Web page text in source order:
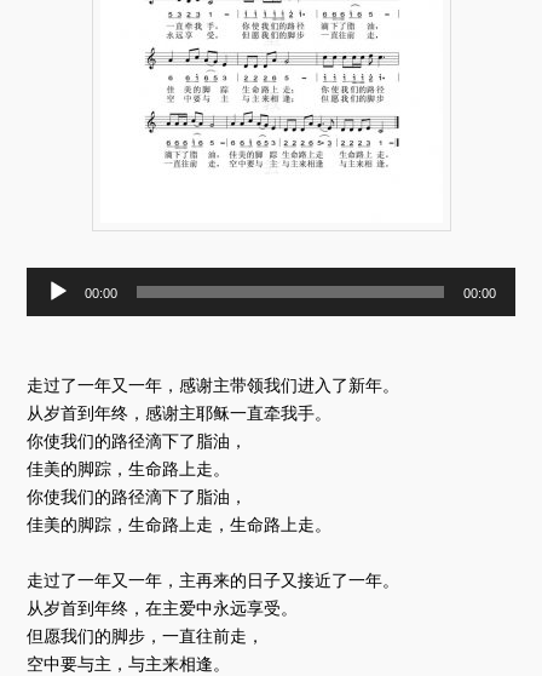
器
00:00 00:00
走过了一年又一年，感谢主带领我们进入了新年。
从岁首到年终，感谢主耶稣一直牵我手。
你使我们的路径滴下了脂油，
佳美的脚踪，生命路上走。
你使我们的路径滴下了脂油，
佳美的脚踪，生命路上走，生命路上走。
走过了一年又一年，主再来的日子又接近了一年。
从岁首到年终，在主爱中永远享受。
但愿我们的脚步，一直往前走，
空中要与主，与主来相逢。